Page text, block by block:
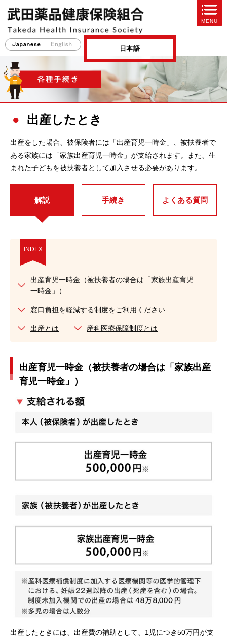
MENU
出産したとき
出産をした場合、被保険者には「出産育児一時金」、被扶養者で
ある家族には「家族出産育児一時金」が支給されます。また、生
まれた子どもを被扶養者として加入させる必要があります。
解説 手続き よくある質問
INDEX
出産育児一時金（被扶養者の場合は「家族出産育児
一時金」）
窓口負担を軽減する制度をご利用ください
出産とは 産科医療保障制度とは
出産育児一時金（被扶養者の場合は「家族出産
育児一時金」）
出産したときには、出産費の補助として、1児につき50万円が支
日本語